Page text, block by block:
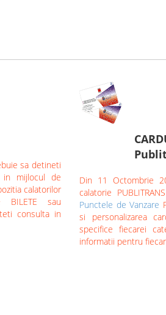
sa detineti
mijlocul de
calatorilor
sau
consulta in
Din 11 Octombrie
calatorie
Punctele de Vanzare
si personalizarea
specifice fiecarei
informatii pentru